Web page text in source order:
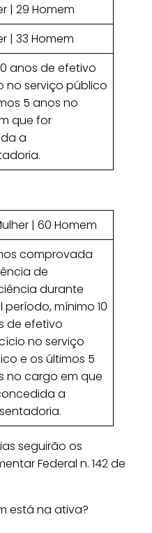
| 29 Homem
| 33 Homem
anos de efetivo
no serviço público
5 anos no
que for
a
| 60 Homem
comprovada
de
durante
período, mínimo 10
de efetivo
no serviço
e os últimos 5
no cargo em que
a
seguirão os
Federal n. 142 de
está na ativa?